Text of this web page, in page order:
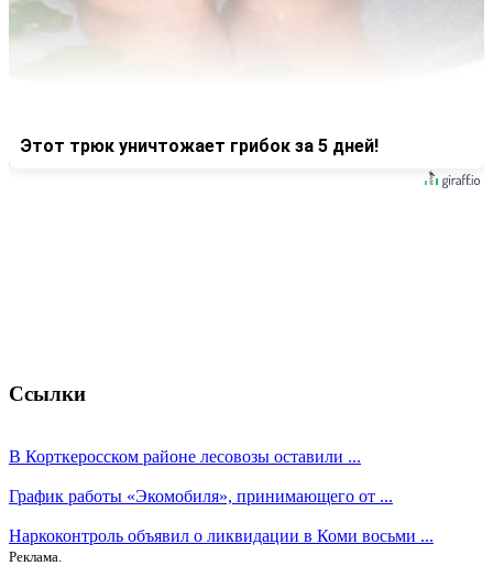
Этот трюк уничтожает грибок за 5 дней!
Ссылки
В Корткеросском районе лесовозы оставили ...
График работы «Экомобиля», принимающего от ...
Наркоконтроль объявил о ликвидации в Коми восьми ...
Реклама.